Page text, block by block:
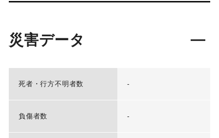
災害データ
死者・行方不明者数 -
負傷者数 -